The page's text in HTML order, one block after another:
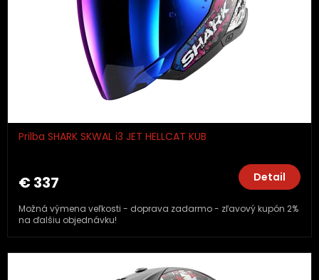
Prilba SHARK SKWAL i3 JET HELLCAT KUB
€ 337 Detail
Možná výmena veľkosti - doprava zadarmo - zľavový kupón 2%
na ďalšiu objednávku!